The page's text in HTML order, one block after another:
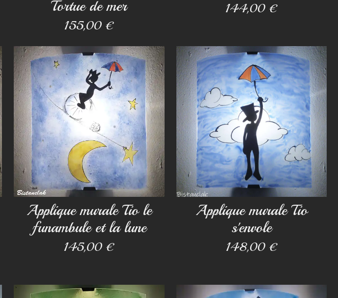
Tortue de mer
155,00 €
144,00 €
Applique murale Tio le
funambule et la lune
145,00 €
Applique murale Tio
s'envole
148,00 €